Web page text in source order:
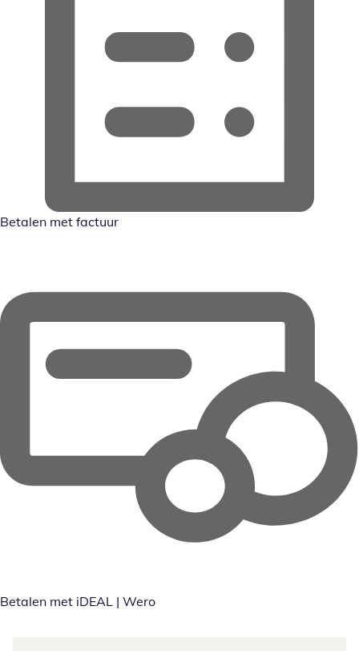
Betalen met factuur
Betalen met iDEAL | Wero